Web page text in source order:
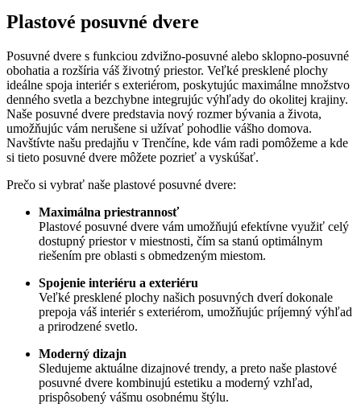
Plastové posuvné dvere
Posuvné dvere s funkciou zdvižno-posuvné alebo sklopno-posuvné
obohatia a rozšíria váš životný priestor. Veľké presklené plochy
ideálne spoja interiér s exteriérom, poskytujúc maximálne množstvo
denného svetla a bezchybne integrujúc výhľady do okolitej krajiny.
Naše posuvné dvere predstavia nový rozmer bývania a života,
umožňujúc vám nerušene si užívať pohodlie vášho domova.
Navštívte našu predajňu v Trenčíne, kde vám radi pomôžeme a kde
si tieto posuvné dvere môžete pozrieť a vyskúšať.
Prečo si vybrať naše plastové posuvné dvere:
Maximálna priestrannosť
Plastové posuvné dvere vám umožňujú efektívne využiť celý
dostupný priestor v miestnosti, čím sa stanú optimálnym
riešením pre oblasti s obmedzeným miestom.
Spojenie interiéru a exteriéru
Veľké presklené plochy našich posuvných dverí dokonale
prepoja váš interiér s exteriérom, umožňujúc príjemný výhľad
a prirodzené svetlo.
Moderný dizajn
Sledujeme aktuálne dizajnové trendy, a preto naše plastové
posuvné dvere kombinujú estetiku a moderný vzhľad,
prispôsobený vášmu osobnému štýlu.